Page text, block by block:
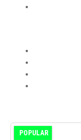
POPULAR